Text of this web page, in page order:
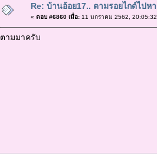
Re: บ้านอ้อย17.. ตามรอยไกด์ไปห
« ตอบ #6860 เมื่อ:11 มกราคม 2562,
ตามมาครับ